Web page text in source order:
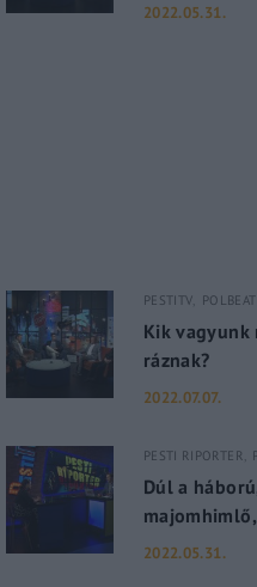
2022.05.31.
PESTITV
Kik vagyunk
ráznak?
2022.07.07.
PESTI RIPORTER
Dúl a
2022.05.31.